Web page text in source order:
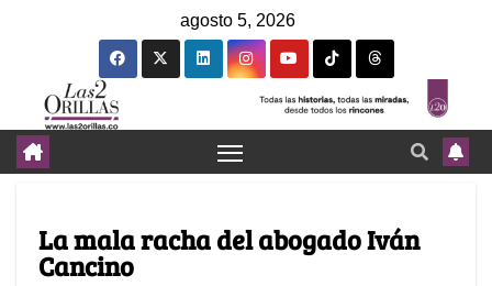
agosto 5, 2026
La mala racha del abogado Iván
Cancino